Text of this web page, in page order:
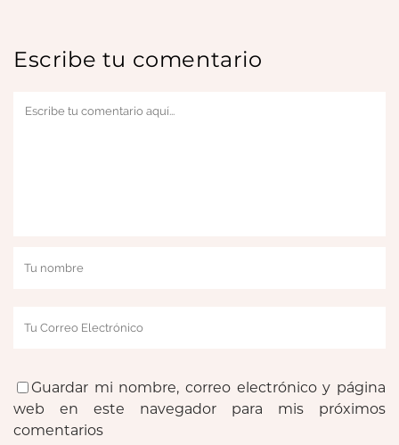
Escribe tu comentario
Guardar mi nombre, correo electrónico y página
web en este navegador para mis próximos
comentarios